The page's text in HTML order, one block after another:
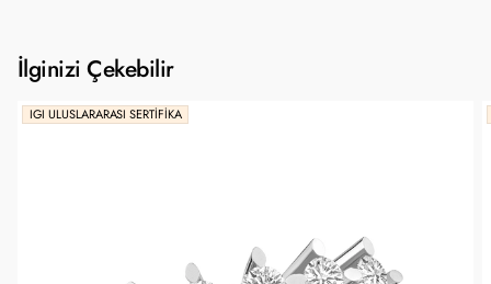
İlginizi Çekebilir
IGI ULUSLARARASI SERTIFIKA